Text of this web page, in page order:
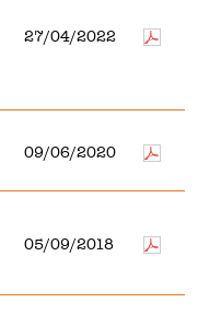
27/04/2022
09/06/2020
05/09/2018